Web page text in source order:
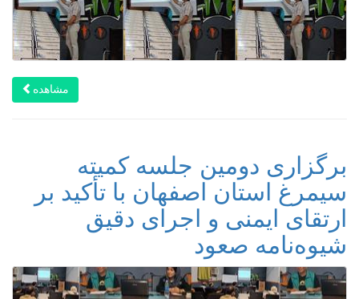
مشاهده
برگزاری دومین جلسه کمیته
سیمرغ استان اصفهان با تأکید بر
ارتقای ایمنی و اجرای دقیق
شیوه‌نامه صعود